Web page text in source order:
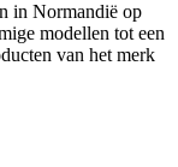
in Normandië op
modellen tot een
van het merk